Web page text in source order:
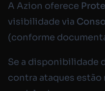
A Azion oferece
visibilidade via
(conforme
Se a disponibilidade
contra ataques estão